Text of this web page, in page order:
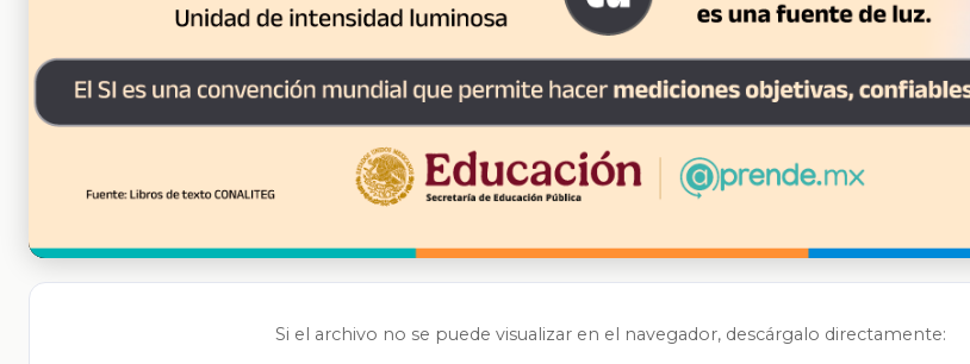
Si el archivo no se puede visualizar en el navegador, descárgalo directamente: